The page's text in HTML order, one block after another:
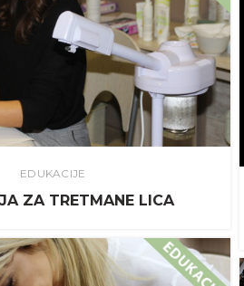
EDUKACIJE
ZA TRETMANE LICA